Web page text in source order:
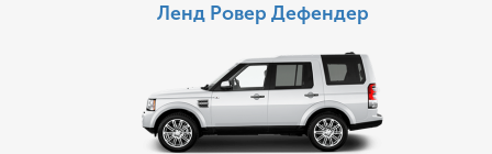
Ленд Ровер Дефендер